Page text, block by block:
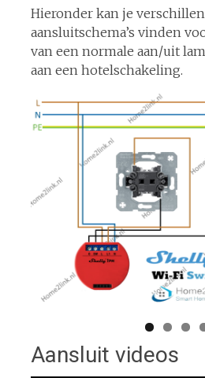
Hieronder kan je
aansluitschema’s vinden
van een normale aan/uit
aan een hotelschakeling.
Aansluit videos